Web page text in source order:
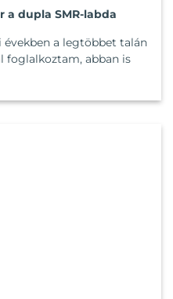
a dupla SMR-labda
a legtöbbet talán
foglalkoztam, abban is